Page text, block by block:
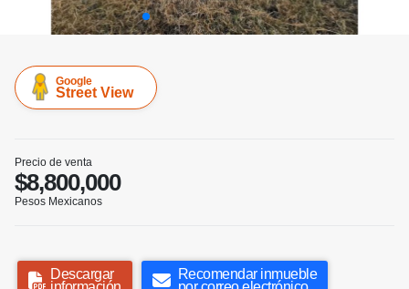
Google
Street View
Precio de venta
$8,800,000
Pesos Mexicanos
Descargar
Recomendar inmueble